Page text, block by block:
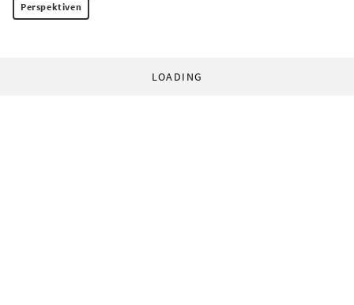
Perspektiven
LOADING